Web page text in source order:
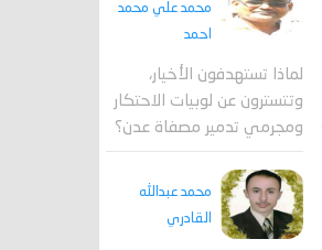
محمد علي محمد
احمد
لماذا تستهدفون الأخيار،
وتتسترون عن لوبيات الاحتكار
ومجرمي تدمير مصفاة عدن؟
محمد عبدالله
القادري